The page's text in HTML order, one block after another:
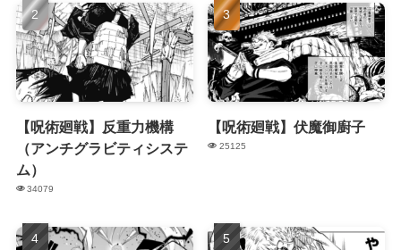
【呪術廻戦】反重力機構
（アンチグラビティシステ
ム）
34079
【呪術廻戦】伏魔御廚子
25125